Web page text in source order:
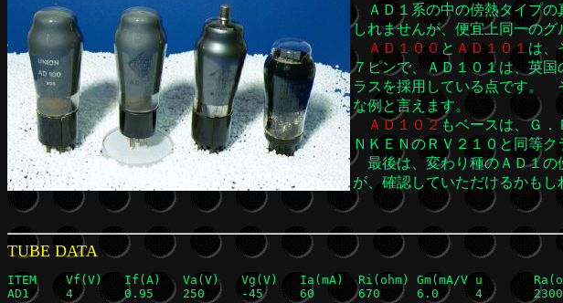
ＡＤ１系の中の傍熱タイプの
しれませんが、便宜上同一の
ＡＤ１００ と ＡＤ１０１ は、
７ピンで、ＡＤ１０１は、英
ラスを採用している点です。
な例と言えます。
ＡＤ１０２もベースは、Ｇ
ＮＫＥＮのＲＶ２１０と同等ク
最後は、変わり種のＡＤ１
が、確認していただけるかも
TUBE DATA
ITEM	Vf(V)	If(A)	Va(V)	Vg(V)	Ia(mA)	Ri(ohm)	Gm(mA/V	u	Ra(ohm)	Po(W)	Pa(W)
AD1	4 	0.95	250 	-45	60	670	6.0	4	2300	4.2	15